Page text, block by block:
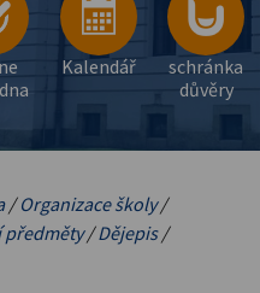
Kalendář
schránka
důvěry
/Organizace školy/
předměty/Dějepis/